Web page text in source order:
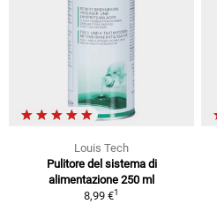
Louis Tech
Pulitore del sistema di
alimentazione 250 ml
8,99 €1